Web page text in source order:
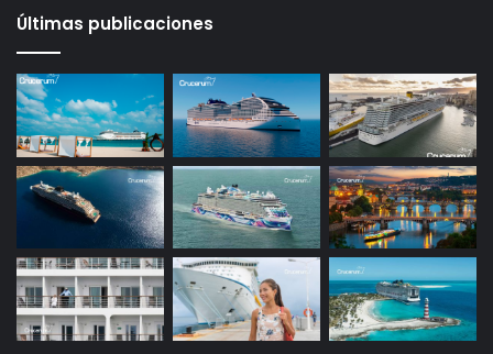
Últimas publicaciones